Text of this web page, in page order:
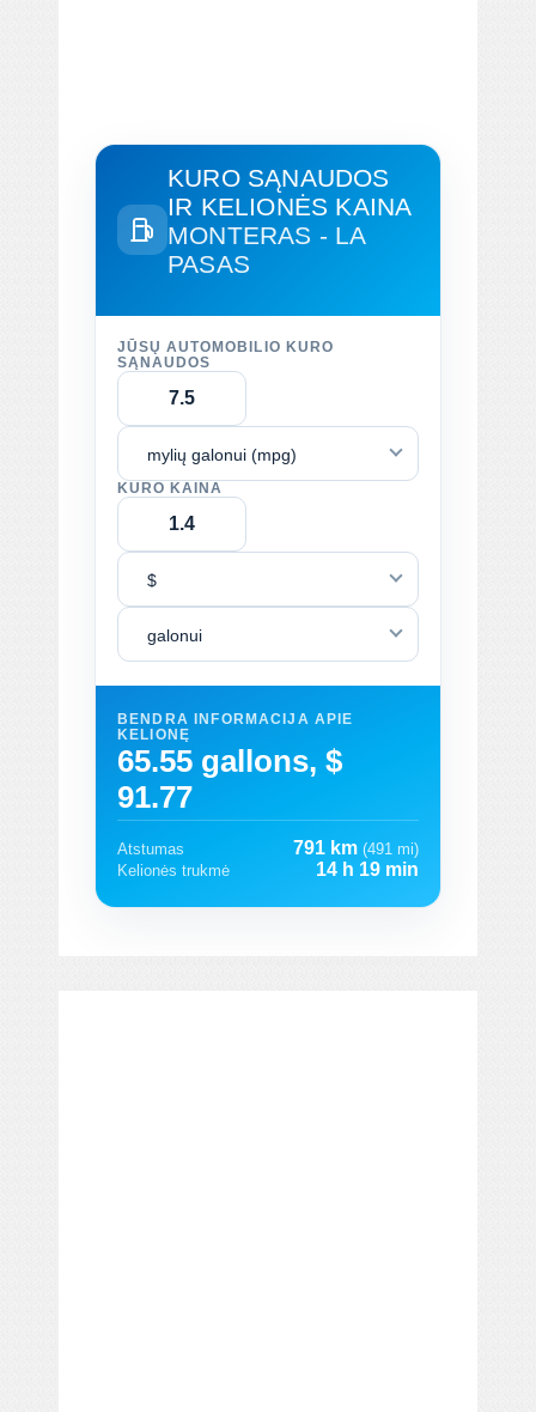
KURO SĄNAUDOS
IR KELIONĖS KAINA
MONTERAS - LA
PASAS
JŪSŲ AUTOMOBILIO KURO
SĄNAUDOS
mylių galonui (mpg)
KURO KAINA
$
galonui
BENDRA INFORMACIJA APIE
KELIONĘ
65.55 gallons, $
91.77
Atstumas 791 km (491 mi)
Kelionės trukmė
14 h 19 min